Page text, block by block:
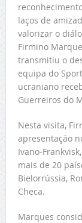
laços de
valorizar o
Firmino
transmitiu o
equipa do
ucraniano
Guerreiros do
Nesta visita,
apresentação
Ivano-
mais de 20
Bielorrússia,
Checa.
Marques